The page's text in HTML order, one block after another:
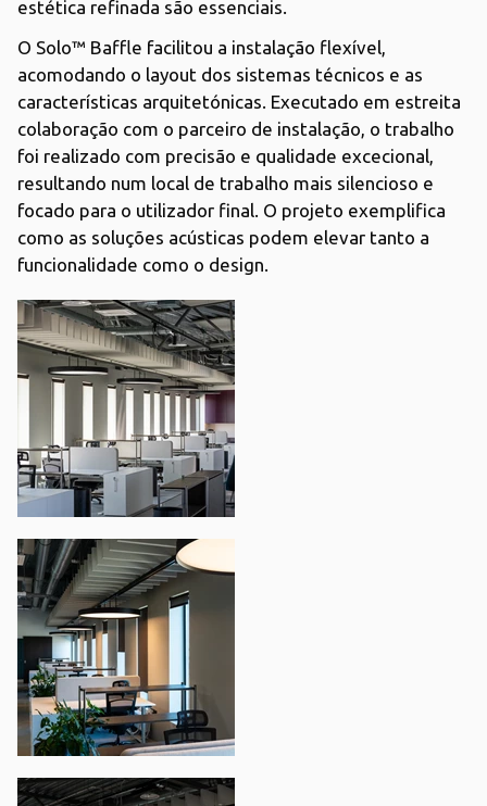
estética refinada são essenciais.
O Solo™ Baffle facilitou a instalação flexível,
acomodando o layout dos sistemas técnicos e as
características arquitetónicas. Executado em estreita
colaboração com o parceiro de instalação, o trabalho
foi realizado com precisão e qualidade excecional,
resultando num local de trabalho mais silencioso e
focado para o utilizador final. O projeto exemplifica
como as soluções acústicas podem elevar tanto a
funcionalidade como o design.